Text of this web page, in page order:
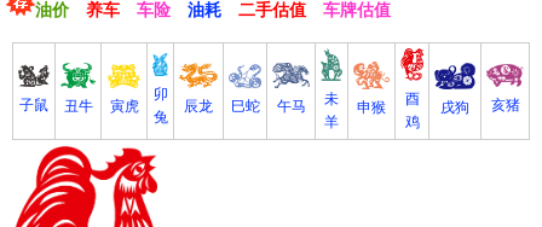
油价 养车 车险 油耗 二手估值 车牌估值
子鼠 丑牛 寅虎
卯
兔
辰龙 巳蛇 午马
未
羊
申猴
酉
鸡
戌狗 亥猪